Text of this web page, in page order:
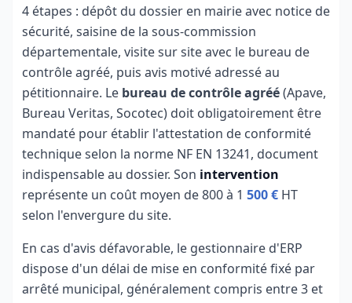
4 étapes : dépôt du dossier en mairie avec notice de
sécurité, saisine de la sous-commission
départementale, visite sur site avec le bureau de
contrôle agréé, puis avis motivé adressé au
pétitionnaire. Le bureau de contrôle agréé(Apave,
Bureau Veritas, Socotec) doit obligatoirement être
mandaté pour établir l'attestation de conformité
technique selon la norme NF EN 13241, document
indispensable au dossier. Son intervention
représente un coût moyen de 800 à 1 500 € HT
selon l'envergure du site.
En cas d'avis défavorable, le gestionnaire d'ERP
dispose d'un délai de mise en conformité fixé par
arrêté municipal, généralement compris entre 3 et